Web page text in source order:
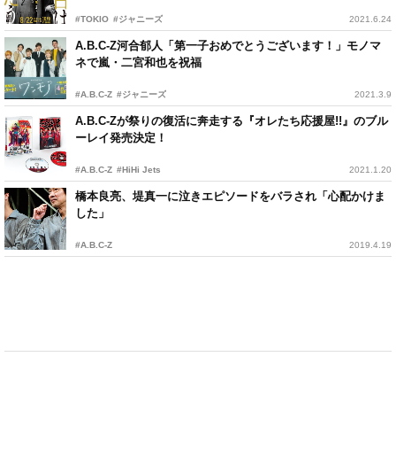
#TOKIO #ジャニーズ 2021.6.24
A.B.C-Z河合郁人「第一子おめでとうございます！」モノマ
ネで嵐・二宮和也を祝福
#A.B.C-Z #ジャニーズ 2021.3.9
A.B.C-Zが祭りの復活に奔走する『オレたち応援屋!!』のブル
ーレイ発売決定！
#A.B.C-Z #HiHi Jets 2021.1.20
橋本良亮、堤真一に泣きエピソードをバラされ「心配かけま
した」
#A.B.C-Z 2019.4.19